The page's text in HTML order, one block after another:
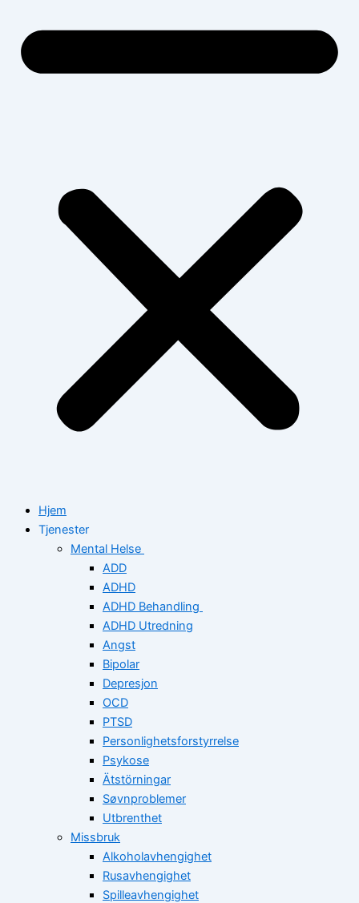
Hjem
Tjenester
Mental Helse
ADD
ADHD
ADHD Behandling
ADHD Utredning
Angst
Bipolar
Depresjon
OCD
PTSD
Personlighetsforstyrrelse
Psykose
Ätstörningar
Søvnproblemer
Utbrenthet
Missbruk
Alkoholavhengighet
Rusavhengighet
Spilleavhengighet